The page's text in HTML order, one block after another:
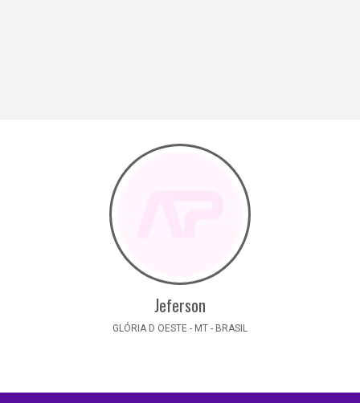
Jeferson
GLÓRIA D OESTE - MT - BRASIL